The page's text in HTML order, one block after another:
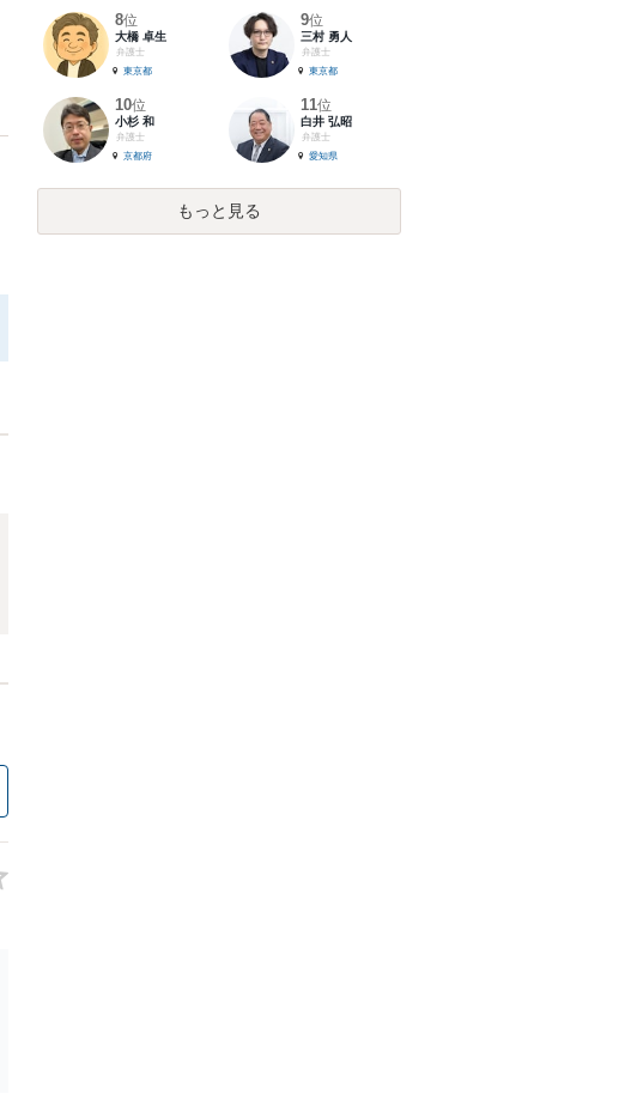
8位
大橋 卓生
弁護士
東京都
9位
三村 勇人
弁護士
東京都
10位
小杉 和
弁護士
京都府
11位
白井 弘昭
弁護士
愛知県
もっと見る